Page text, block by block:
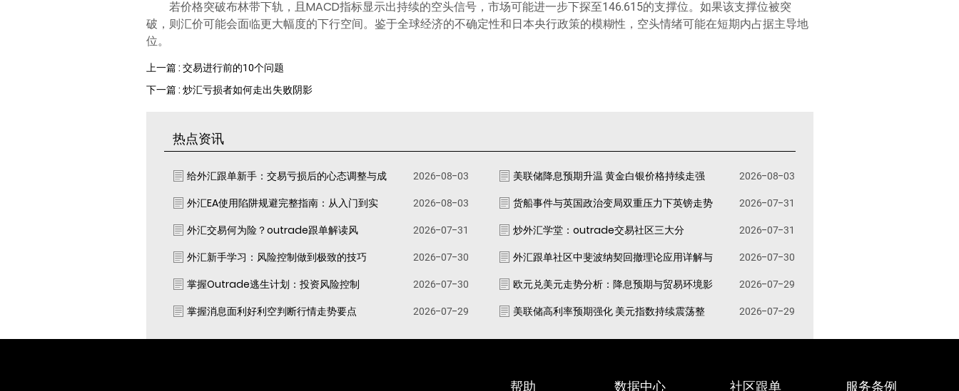
若价格突破布林带下轨，且MACD指标显示出持续的空头信号，市场可能进一步下探至146.615的支撑位。如果该支撑位被突
破，则汇价可能会面临更大幅度的下行空间。鉴于全球经济的不确定性和日本央行政策的模糊性，空头情绪可能在短期内占据主导地
位。
上一篇 : 交易进行前的10个问题
下一篇 : 炒汇亏损者如何走出失败阴影
热点资讯
给外汇跟单新手：交易亏损后的心态调整与成 2026-08-03 美联储降息预期升温 黄金白银价格持续走强
2026-08-03
外汇EA使用陷阱规避完整指南：从入门到实
2026-08-03 货船事件与英国政治变局双重压力下英镑走势
2026-07-31
外汇交易何为险？outrade跟单解读风
2026-07-31 炒外汇学堂：outrade交易社区三大分
2026-07-31
外汇新手学习：风险控制做到极致的技巧
2026-07-30 外汇跟单社区中斐波纳契回撤理论应用详解与
2026-07-30
掌握Outrade逃生计划：投资风险控制
2026-07-30 欧元兑美元走势分析：降息预期与贸易环境影
2026-07-29
掌握消息面利好利空判断行情走势要点
2026-07-29 美联储高利率预期强化 美元指数持续震荡整 2026-07-29
帮助 数据中心 社区跟单 服务条例